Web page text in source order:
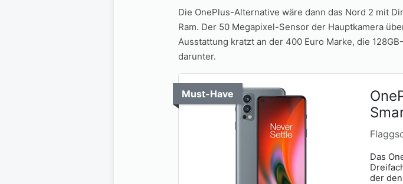
Die OnePlus-Alternative wäre dann das Nord 2 mit
Ram. Der 50 Megapixel-Sensor der Hauptkamera
Ausstattung kratzt an der 400 Euro Marke, die
darunter.
Must-Have
Das
der